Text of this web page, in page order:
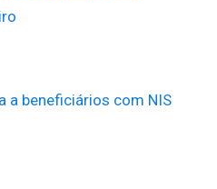
a beneficiários com NIS